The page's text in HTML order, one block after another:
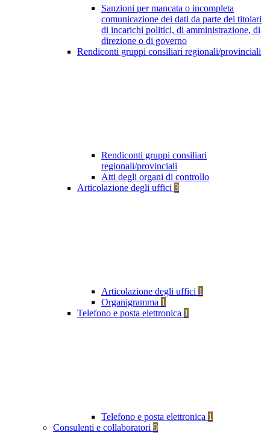
Sanzioni per mancata o incompleta
comunicazione dei dati da parte dei titolari
di incarichi politici, di amministrazione, di
direzione o di governo
Rendiconti gruppi consiliari regionali/provinciali
Rendiconti gruppi consiliari
regionali/provinciali
Atti degli organi di controllo
Articolazione degli uffici 3
Articolazione degli uffici 1
Organigramma 1
Telefono e posta elettronica 1
Telefono e posta elettronica 1
Consulenti e collaboratori 9